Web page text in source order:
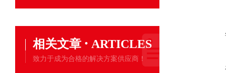
相关文章 · ARTICLES
致力于成为合格的解决方案供应商！